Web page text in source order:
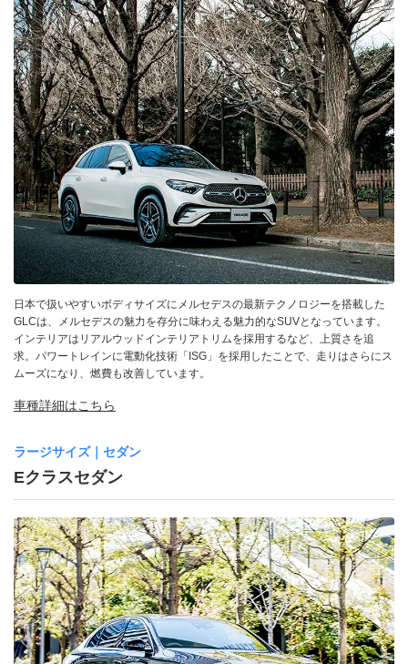
日本で扱いやすいボディサイズにメルセデスの最新テクノロジーを搭載した
GLCは、メルセデスの魅力を存分に味わえる魅力的なSUVとなっています。
インテリアはリアルウッドインテリアトリムを採用するなど、上質さを追
求。パワートレインに電動化技術「ISG」を採用したことで、走りはさらにス
ムーズになり、燃費も改善しています。
車種詳細はこちら
ラージサイズ｜セダン
Eクラスセダン